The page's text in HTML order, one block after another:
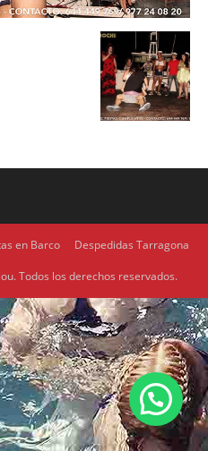
en Barco Despedidas Tarragona
Todos los derechos reservados.